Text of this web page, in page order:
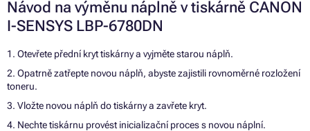
Návod na výměnu náplně v tiskárně CANON
I-SENSYS LBP-6780DN
1. Otevřete přední kryt tiskárny a vyjměte starou náplň.
2. Opatrně zatřepte novou náplň, abyste zajistili rovnoměrné rozložení
toneru.
3. Vložte novou náplň do tiskárny a zavřete kryt.
4. Nechte tiskárnu provést inicializační proces s novou náplní.